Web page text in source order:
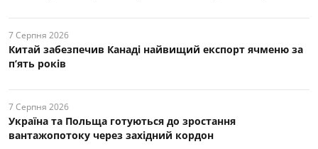
7 Серпня 2026
Китай забезпечив Канаді найвищий експорт ячменю за
п’ять років
7 Серпня 2026
Україна та Польща готуються до зростання
вантажопотоку через західний кордон